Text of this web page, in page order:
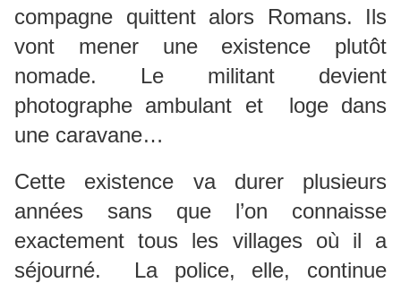
compagne quittent alors Romans. Ils
vont mener une existence plutôt
nomade. Le militant devient
photographe ambulant et loge dans
une caravane…
Cette existence va durer plusieurs
années sans que l’on connaisse
exactement tous les villages où il a
séjourné. La police, elle, continue